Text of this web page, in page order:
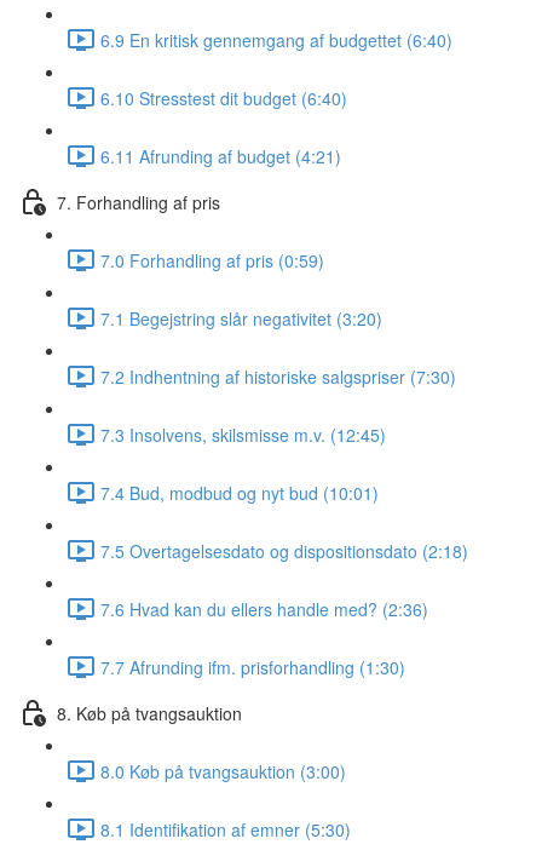
6.9 En kritisk gennemgang af budgettet (6:40)
6.10 Stresstest dit budget (6:40)
6.11 Afrunding af budget (4:21)
7. Forhandling af pris
7.0 Forhandling af pris (0:59)
7.1 Begejstring slår negativitet (3:20)
7.2 Indhentning af historiske salgspriser (7:30)
7.3 Insolvens, skilsmisse m.v. (12:45)
7.4 Bud, modbud og nyt bud (10:01)
7.5 Overtagelsesdato og dispositionsdato (2:18)
7.6 Hvad kan du ellers handle med? (2:36)
7.7 Afrunding ifm. prisforhandling (1:30)
8. Køb på tvangsauktion
8.0 Køb på tvangsauktion (3:00)
8.1 Identifikation af emner (5:30)